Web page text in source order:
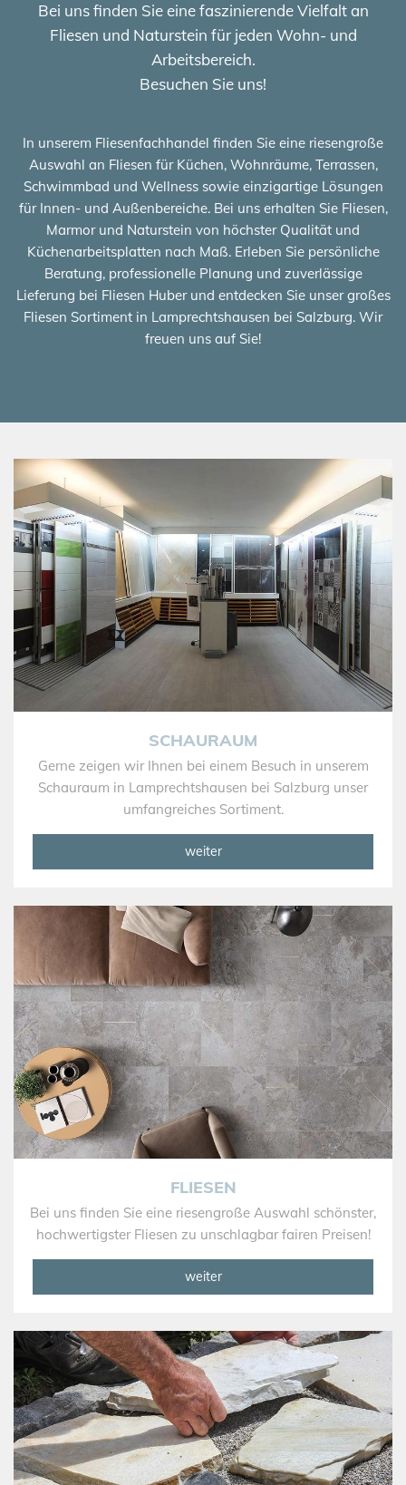
Bei uns finden Sie eine faszinierende Vielfalt an
Fliesen und Naturstein für jeden Wohn- und
Arbeitsbereich.
Besuchen Sie uns!
In unserem Fliesenfachhandel finden Sie eine riesengroße
Auswahl an Fliesen für Küchen, Wohnräume, Terrassen,
Schwimmbad und Wellness sowie einzigartige Lösungen
für Innen- und Außenbereiche. Bei uns erhalten Sie Fliesen,
Marmor und Naturstein von höchster Qualität und
Küchenarbeitsplatten nach Maß. Erleben Sie persönliche
Beratung, professionelle Planung und zuverlässige
Lieferung bei Fliesen Huber und entdecken Sie unser großes
Fliesen Sortiment in Lamprechtshausen bei Salzburg. Wir
freuen uns auf Sie!
SCHAURAUM
Gerne zeigen wir Ihnen bei einem Besuch in unserem
Schauraum in Lamprechtshausen bei Salzburg unser
umfangreiches Sortiment.
weiter
FLIESEN
Bei uns finden Sie eine riesengroße Auswahl schönster,
hochwertigster Fliesen zu unschlagbar fairen Preisen!
weiter